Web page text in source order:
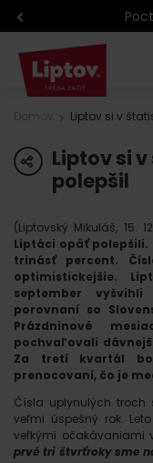
Liptov si v
share
Liptov si
polepšil
(Liptovský Mikuláš, 15.
Liptáci opäť
trinásť percent.
optimistickejšie.
september
porovnaní so
Prázdninové
pochvaľovali
Za tretí kvartál
prenocovaní, čo je
Čísla uplynulých troch
veľmi úspešný rok.
veľkými očakávaniami
prvé tri štvrťroky sme